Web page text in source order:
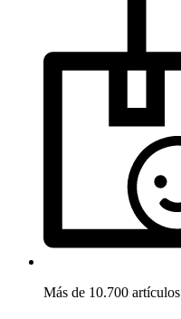
Más de 10.700 artículos